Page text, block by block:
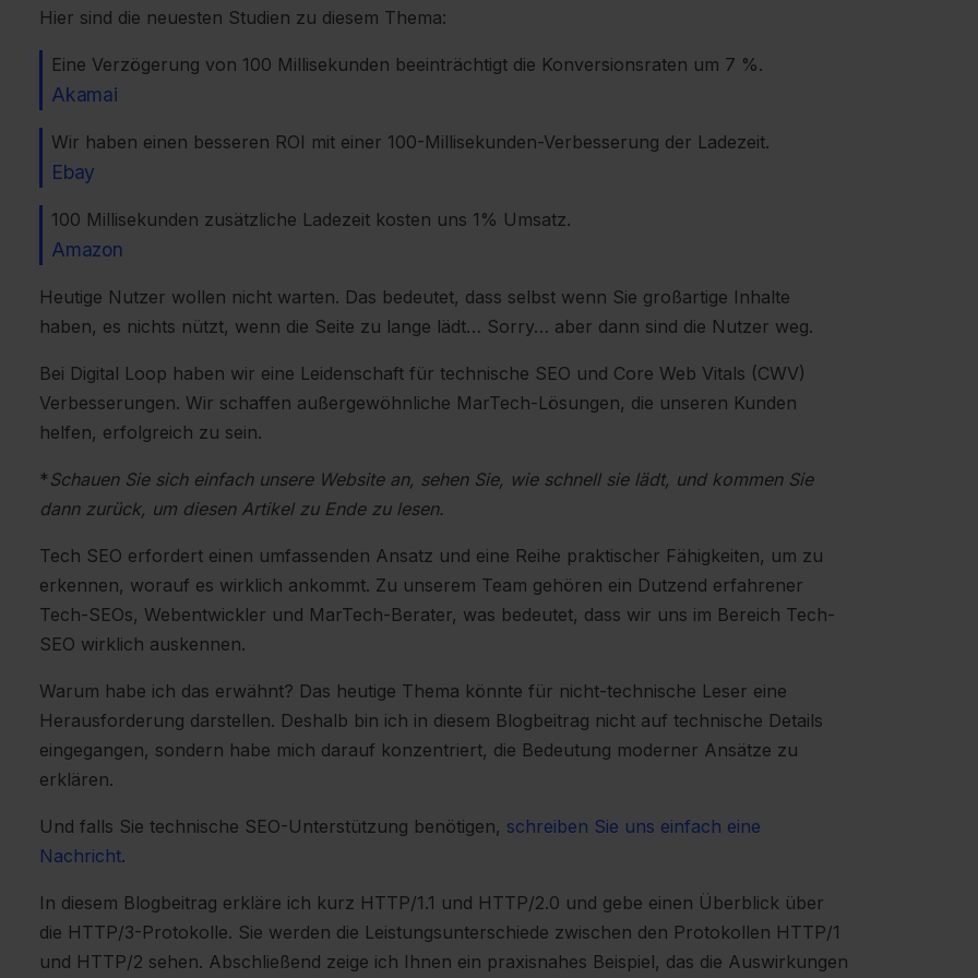
Hier sind die neuesten Studien zu diesem Thema:
Eine Verzögerung von 100 Millisekunden beeinträchtigt die Konversionsraten um 7 %.
Akamai
Wir haben einen besseren ROI mit einer 100-Millisekunden-Verbesserung der Ladezeit.
Ebay
100 Millisekunden zusätzliche Ladezeit kosten uns 1% Umsatz.
Amazon
Heutige Nutzer wollen nicht warten. Das bedeutet, dass selbst wenn Sie großartige Inhalte
haben, es nichts nützt, wenn die Seite zu lange lädt… Sorry… aber dann sind die Nutzer weg.
Bei Digital Loop haben wir eine Leidenschaft für technische SEO und Core Web Vitals (CWV)
Verbesserungen. Wir schaffen außergewöhnliche MarTech-Lösungen, die unseren Kunden
helfen, erfolgreich zu sein.
* Schauen Sie sich einfach unsere Website an, sehen Sie, wie schnell sie lädt, und kommen Sie
dann zurück, um diesen Artikel zu Ende zu lesen.
Tech SEO erfordert einen umfassenden Ansatz und eine Reihe praktischer Fähigkeiten, um zu
erkennen, worauf es wirklich ankommt. Zu unserem Team gehören ein Dutzend erfahrener
Tech-SEOs, Webentwickler und MarTech-Berater, was bedeutet, dass wir uns im Bereich Tech-
SEO wirklich auskennen.
Warum habe ich das erwähnt? Das heutige Thema könnte für nicht-technische Leser eine
Herausforderung darstellen. Deshalb bin ich in diesem Blogbeitrag nicht auf technische Details
eingegangen, sondern habe mich darauf konzentriert, die Bedeutung moderner Ansätze zu
erklären.
Und falls Sie technische SEO-Unterstützung benötigen, schreiben Sie uns einfach eine
Nachricht.
In diesem Blogbeitrag erkläre ich kurz HTTP/1.1 und HTTP/2.0 und gebe einen Überblick über
die HTTP/3-Protokolle. Sie werden die Leistungsunterschiede zwischen den Protokollen HTTP/1
und HTTP/2 sehen. Abschließend zeige ich Ihnen ein praxisnahes Beispiel, das die Auswirkungen